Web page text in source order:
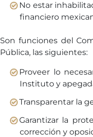
No estar
financiero
Son funciones del
Pública, las siguientes:
Proveer lo
Instituto y
Transparentar la
Garantizar la
corrección y